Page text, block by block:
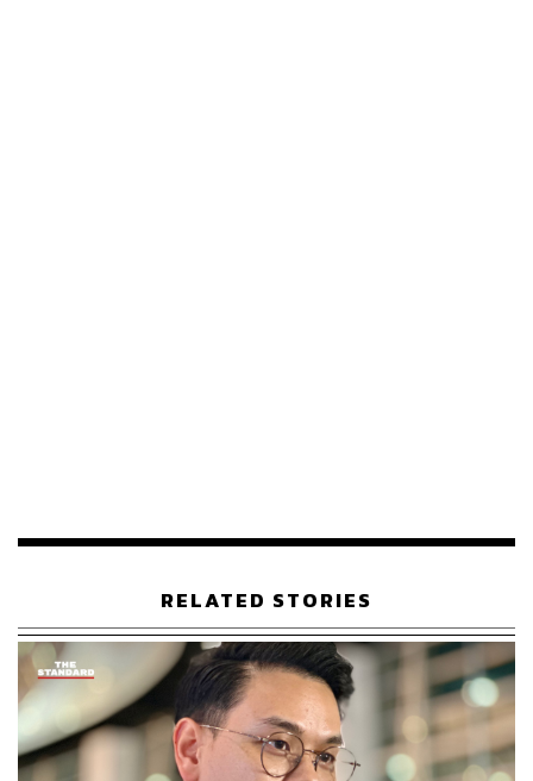
ทั้งนี้ การปรับปรุงกฎกระทรวงดังกล่าวเกิดขึ้นภายหลังที่คณะ
กฎกระทรวงที่เกี่ยวข้องกับการประกอบธุรกิจของคนต่างด้าว
เพื่อปรับปรุงเงื่อนไขบางประการให้เหมาะสมกับสภาพ
เศรษฐกิจ การลงทุน และโครงสร้างธุรกิจสมัยใหม่ โดย
เฉพาะในกลุ่มบริการ เทคโนโลยี และธุรกิจที่อยู่ภายใต้การ
กำกับเฉพาะทางอยู่แล้ว
โฆษกประจำสำนักนายกรัฐมนตรี กล่าวเพิ่มเติมว่า การ
RELATED STORIES